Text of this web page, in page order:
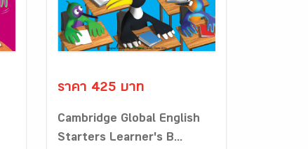
ราคา 425 บาท
Cambridge Global English
Starters Learner's B...